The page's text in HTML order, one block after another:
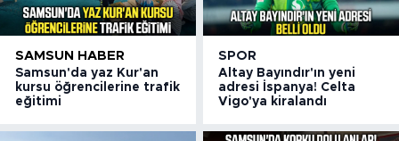
SAMSUN HABER
Samsun'da yaz Kur'an
kursu öğrencilerine trafik
eğitimi
SPOR
Altay Bayındır'ın yeni
adresi İspanya! Celta
Vigo'ya kiralandı